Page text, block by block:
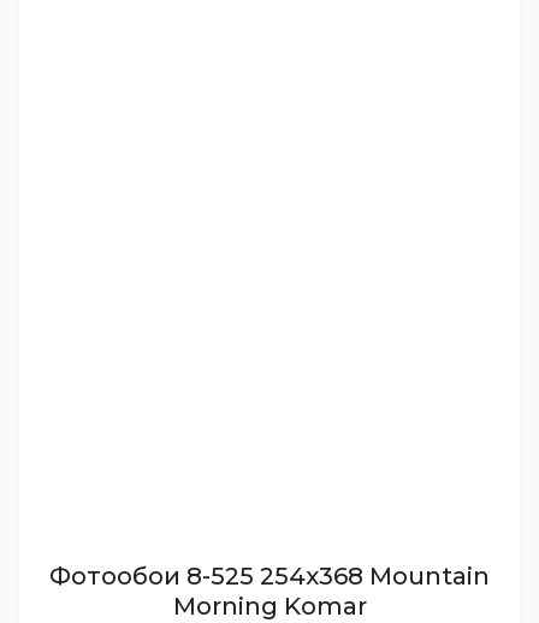
Фотообои 8-525 254х368 Mountain
Morning Komar